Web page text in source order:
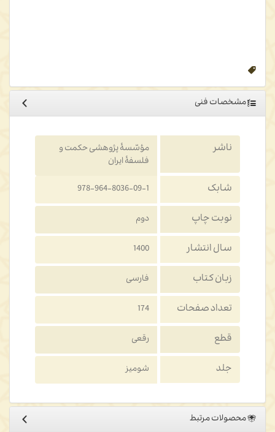
مشخصات فنی
ناشر
مؤسّسۀ پژوهشی حکمت و
فلسفۀ ایران
شابک 978-964-8036-09-1
نوبت چاپ دوم
سال انتشار 1400
زبان کتاب فارسی
تعداد صفحات 174
قطع رقعی
جلد شومیز
محصولات مرتبط